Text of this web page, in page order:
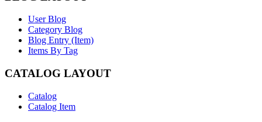
User Blog
Category Blog
Blog Entry (Item)
Items By Tag
CATALOG LAYOUT
Catalog
Catalog Item